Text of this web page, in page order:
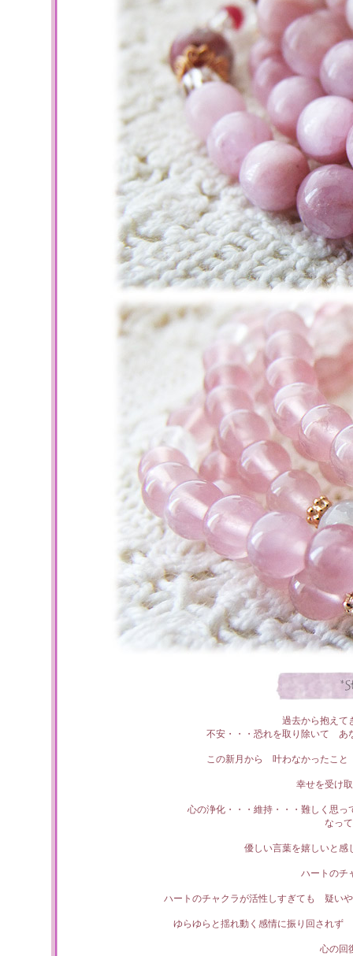
過去から抱え
不安・・・恐れを取り除いて あ
この新月から 叶わなかったこと
幸せを受け
心の浄化・・・維持・・・難しく思
なっ
優しい言葉を嬉しいと
ハートのチ
ハートのチャクラが活性しすぎても 疑い
ゆらゆらと揺れ動く感情に振り回され
心の回